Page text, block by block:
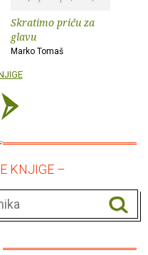
Skratimo priču za
glavu
Marko Tomaš
KNJIGE –